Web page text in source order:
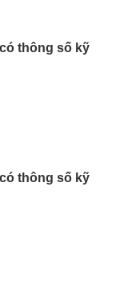
thông số kỹ
thông số kỹ